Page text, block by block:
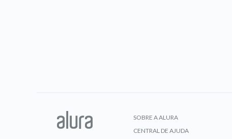
SOBRE A ALURA
CENTRAL DE AJUDA